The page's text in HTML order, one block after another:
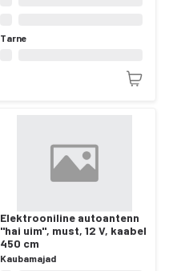
Tarne
Elektrooniline autoantenn
"hai uim", must, 12 V, kaabel
450 cm
Kaubamajad